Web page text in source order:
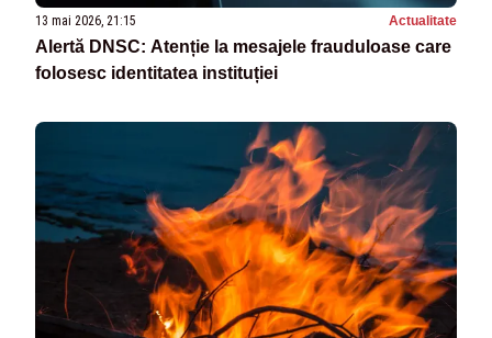
13 mai 2026, 21:15 Actualitate
Alertă DNSC: Atenție la mesajele frauduloase care
folosesc identitatea instituției